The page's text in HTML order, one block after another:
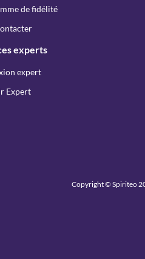
de fidélité
experts
expert
Expert
Copyright © Spiriteo